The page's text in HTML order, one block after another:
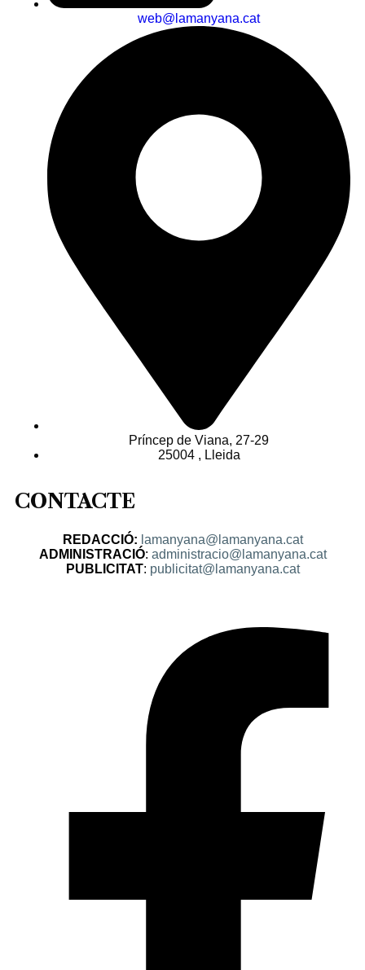
web@lamanyana.cat
Príncep de Viana, 27-29
25004 , Lleida
CONTACTE
REDACCIÓ: lamanyana@lamanyana.cat
ADMINISTRACIÓ: administracio@lamanyana.cat
PUBLICITAT: publicitat@lamanyana.cat